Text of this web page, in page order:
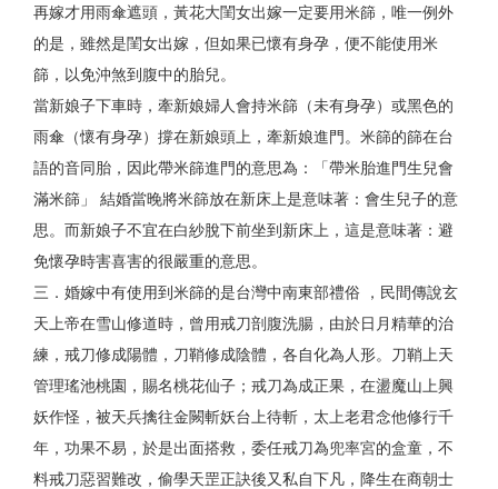
再嫁才用雨傘遮頭，黃花大閨女出嫁一定要用米篩，唯一例外
的是，雖然是閨女出嫁，但如果已懷有身孕，便不能使用米
篩，以免沖煞到腹中的胎兒。
當新娘子下車時，牽新娘婦人會持米篩（未有身孕）或黑色的
雨傘（懷有身孕）撐在新娘頭上，牽新娘進門。米篩的篩在台
語的音同胎，因此帶米篩進門的意思為：「帶米胎進門生兒會
滿米篩」 結婚當晚將米篩放在新床上是意味著：會生兒子的意
思。而新娘子不宜在白紗脫下前坐到新床上，這是意味著：避
免懷孕時害喜害的很嚴重的意思。
三．婚嫁中有使用到米篩的是台灣中南東部禮俗 ，民間傳說玄
天上帝在雪山修道時，曾用戒刀剖腹洗腸，由於日月精華的治
練，戒刀修成陽體，刀鞘修成陰體，各自化為人形。刀鞘上天
管理瑤池桃園，賜名桃花仙子；戒刀為成正果，在盪魔山上興
妖作怪，被天兵擒往金闕斬妖台上待斬，太上老君念他修行千
年，功果不易，於是出面搭救，委任戒刀為兜率宮的盒童，不
料戒刀惡習難改，偷學天罡正訣後又私自下凡，降生在商朝士